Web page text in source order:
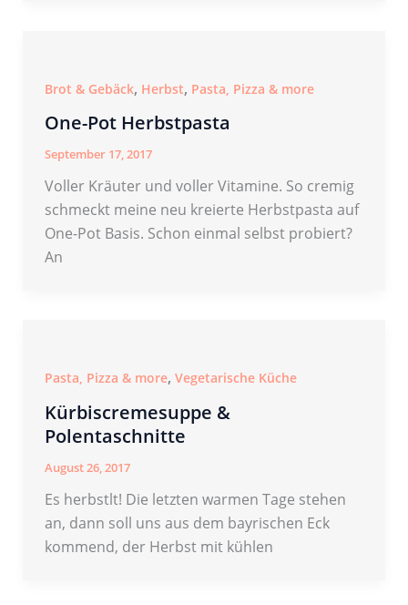
Brot & Gebäck, Herbst, Pasta, Pizza & more
One-Pot Herbstpasta
September 17, 2017
Voller Kräuter und voller Vitamine. So cremig
schmeckt meine neu kreierte Herbstpasta auf
One-Pot Basis. Schon einmal selbst probiert?
An
Pasta, Pizza & more, Vegetarische Küche
Kürbiscremesuppe &
Polentaschnitte
August 26, 2017
Es herbstlt! Die letzten warmen Tage stehen
an, dann soll uns aus dem bayrischen Eck
kommend, der Herbst mit kühlen